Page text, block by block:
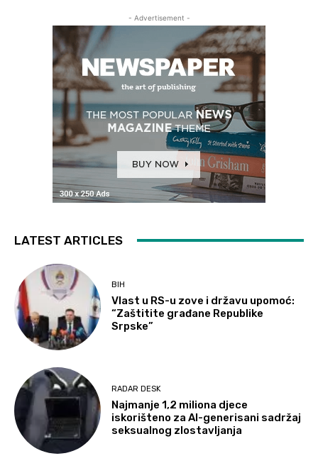
- Advertisement -
LATEST ARTICLES
BIH
Vlast u RS-u zove i državu upomoć:
“Zaštitite građane Republike
Srpske”
RADAR DESK
Najmanje 1,2 miliona djece
iskorišteno za AI-generisani sadržaj
seksualnog zlostavljanja